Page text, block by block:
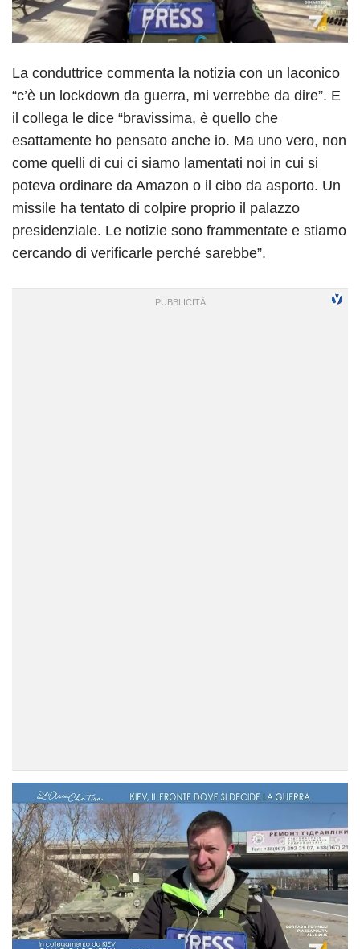
La conduttrice commenta la notizia con un laconico
“c’è un lockdown da guerra, mi verrebbe da dire”. E
il collega le dice “bravissima, è quello che
esattamente ho pensato anche io. Ma uno vero, non
come quelli di cui ci siamo lamentati noi in cui si
poteva ordinare da Amazon o il cibo da asporto. Un
missile ha tentato di colpire proprio il palazzo
presidenziale. Le notizie sono frammentate e stiamo
cercando di verificarle perché sarebbe”.